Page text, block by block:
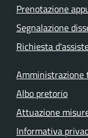
Prenotazione
Segnalazione
Richiesta
Amministrazione
Albo pretorio
Attuazione
Informativa